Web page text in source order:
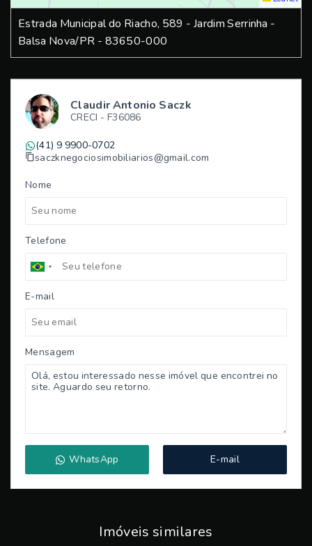
Claudir Antonio Saczk
CRECI - F36086
(41) 9 9900-0702
saczknegociosimobiliarios@gmail.com
Nome
Telefone
E-mail
Mensagem
WhatsApp E-mail
Estrada Municipal do Riacho, 589 - Jardim Serrinha -
Balsa Nova/PR - 83650-000
Imóveis similares